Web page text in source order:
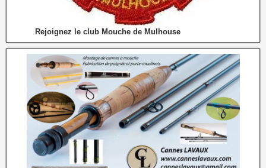
Rejoignez le club Mouche de Mulhouse